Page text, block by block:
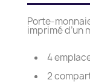
Porte-
imprimé d’un
4
2